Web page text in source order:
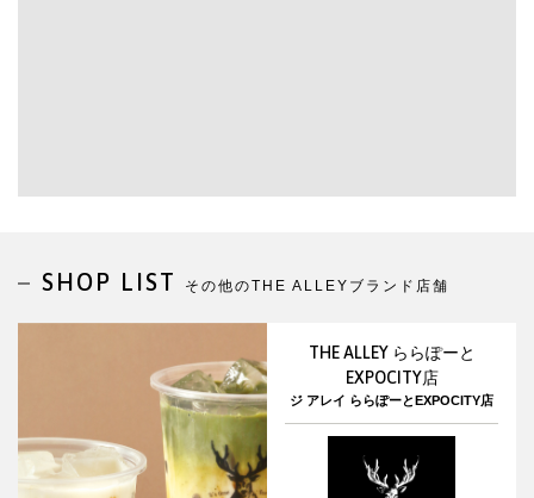
SHOP LIST その他のTHE ALLEYブランド店舗
THE ALLEY ららぽーと
EXPOCITY店
ジ アレイ ららぽーとEXPOCITY店